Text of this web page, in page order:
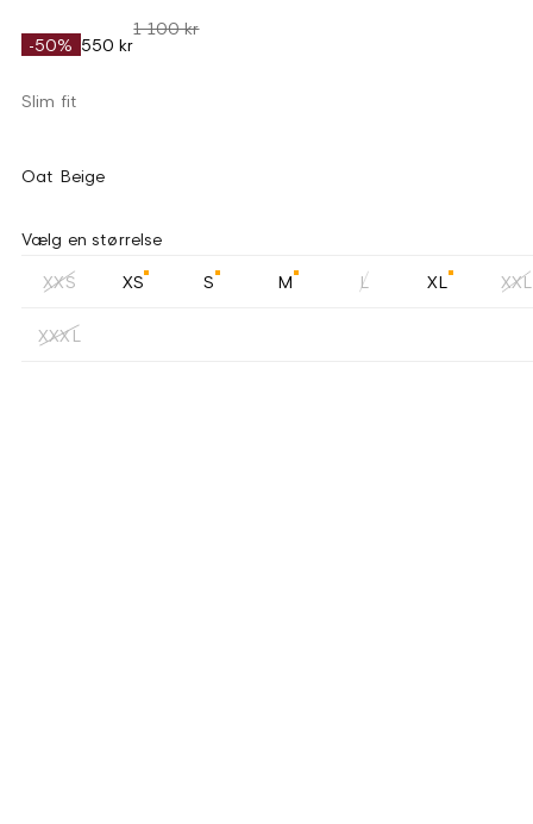
-50% 550 kr
1 100 kr
Slim fit
Oat Beige
Vælg en størrelse
XXS XS S M L XL XXL
XXXL